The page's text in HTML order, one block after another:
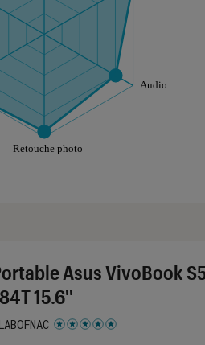
sont à retrouver
Asus VivoBook
15.6''
étoiles sur 5